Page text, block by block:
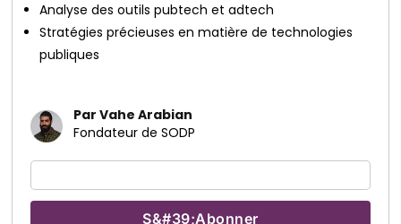
Analyse des outils pubtech et adtech
Stratégies précieuses en matière de technologies
publiques
Par Vahe Arabian
Fondateur de SODP